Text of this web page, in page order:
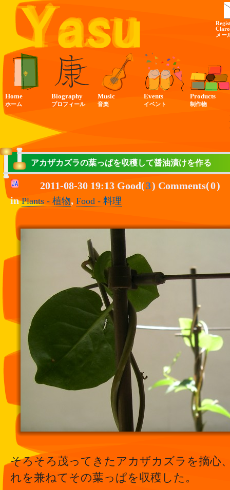
メー
Home
ホーム
Biography
プロフィール
Music
音楽
Events
イベント
Products
制作物
アカザカズラの葉っぱを収穫して醤油漬けを作る
2011-08-30 19:13 Good(3) Comments(0)
inPlants - 植物, Food - 料理
そろそろ茂ってきたアカザカズラを摘心
れを兼ねてその葉っぱを収穫した。